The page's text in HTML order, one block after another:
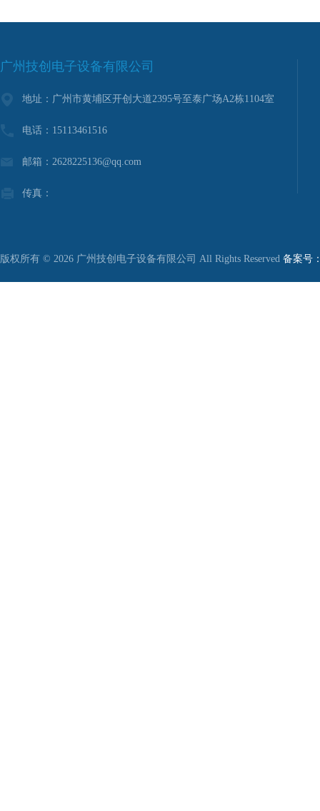
广州技创电子设备有限公司
地址：广州市黄埔区开创大道2395号至泰广场A2栋1104室
电话：15113461516
邮箱：2628225136@qq.com
传真：
版权所有 © 2026 广州技创电子设备有限公司 All Rights Reserved 备案号